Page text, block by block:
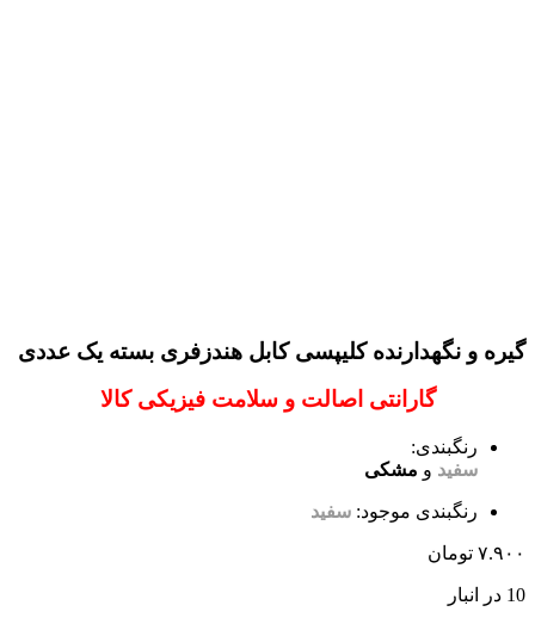
گیره و نگهدارنده کلیپسی کابل هندزفری بسته یک عددی
گارانتی اصالت و سلامت فیزیکی کالا
رنگبندی:
سفید و مشکی
رنگبندی موجود: سفید
۷.۹۰۰ تومان
10 در انبار